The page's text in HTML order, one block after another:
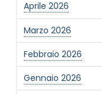
Aprile 2026
Marzo 2026
Febbraio 2026
Gennaio 2026